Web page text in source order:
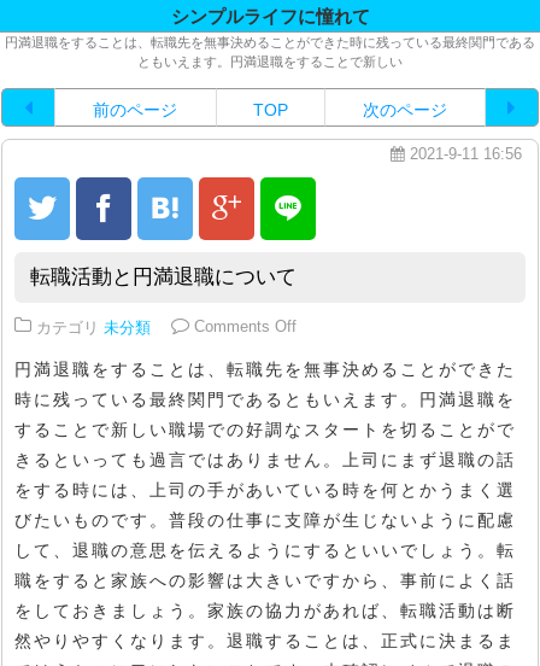
シンプルライフに憧れて
円満退職をすることは、転職先を無事決めることができた時に残っている最終関門である
ともいえます。円満退職をすることで新しい
前のページ TOP 次のページ
2021-9-11 16:56
転職活動と円満退職について
カテゴリ 未分類 Comments Offon 転職活動と円満退職について
円満退職をすることは、転職先を無事決めることができた
時に残っている最終関門であるともいえます。円満退職を
することで新しい職場での好調なスタートを切ることがで
きるといっても過言ではありません。上司にまず退職の話
をする時には、上司の手があいている時を何とかうまく選
びたいものです。普段の仕事に支障が生じないように配慮
して、退職の意思を伝えるようにするといいでしょう。転
職をすると家族への影響は大きいですから、事前によく話
をしておきましょう。家族の協力があれば、転職活動は断
然やりやすくなります。退職することは、正式に決まるま